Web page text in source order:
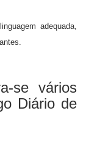
adequada,
se vários
Diário de